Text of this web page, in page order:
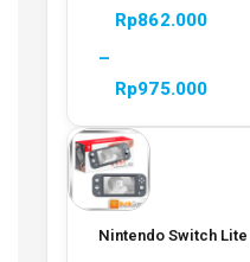
Rp862.000
–
Rp975.000
Nintendo Switch Lite